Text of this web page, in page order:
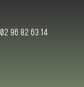
02 96 82 63 14